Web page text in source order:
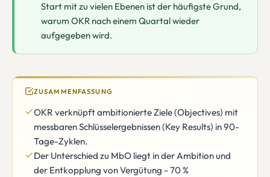
Start mit zu vielen Ebenen ist der häufigste Grund,
warum OKR nach einem Quartal wieder
aufgegeben wird.
ZUSAMMENFASSUNG
OKR verknüpft ambitionierte Ziele (Objectives) mit
messbaren Schlüsselergebnissen (Key Results) in 90-
Tage-Zyklen.
Der Unterschied zu MbO liegt in der Ambition und
der Entkopplung von Vergütung - 70 %